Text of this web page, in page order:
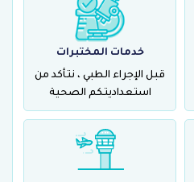
خدمات المختبرات
قبل الإجراء الطبي ، نتأكد من
استعداديتكم الصحية